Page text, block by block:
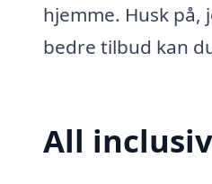
hjemme. Husk
bedre tilbud kan
All